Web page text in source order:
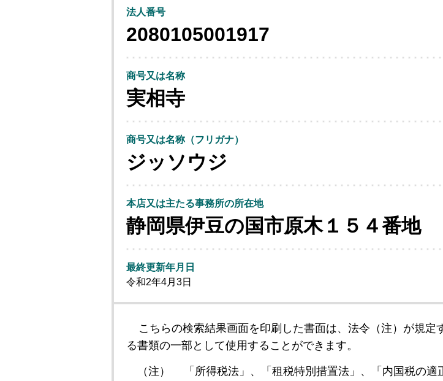
法人番号
2080105001917
商号又は名称
実相寺
商号又は名称（フリガナ）
ジッソウジ
本店又は主たる事務所の所在地
静岡県伊豆の国市原木１５４番地
最終更新年月日
令和2年4月3日
こちらの検索結果画面を印刷した書面は、法令（注）が規
る書類の一部として使用することができます。
（注）
「所得税法」、「租税特別措置法」、「内国税の